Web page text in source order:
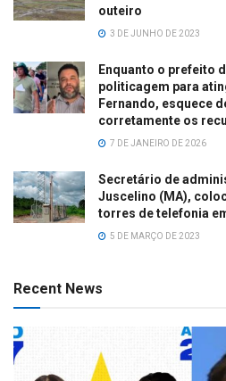
outeiro
3 DE JUNHO DE 2023
Enquanto o prefeito
politicagem para
Fernando, esquece
corretamente os
7 DE JANEIRO DE 2026
Secretário de
Juscelino (MA),
torres de telefonia
5 DE MARÇO DE 2023
Recent News